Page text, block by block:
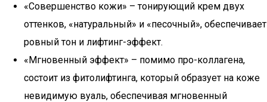
«Совершенство кожи» – тонирующий крем двух
оттенков, «натуральный» и «песочный», обеспечивает
ровный тон и лифтинг-эффект.
«Мгновенный эффект» – помимо про-коллагена,
состоит из фитолифтинга, который образует на коже
невидимую вуаль, обеспечивая мгновенный